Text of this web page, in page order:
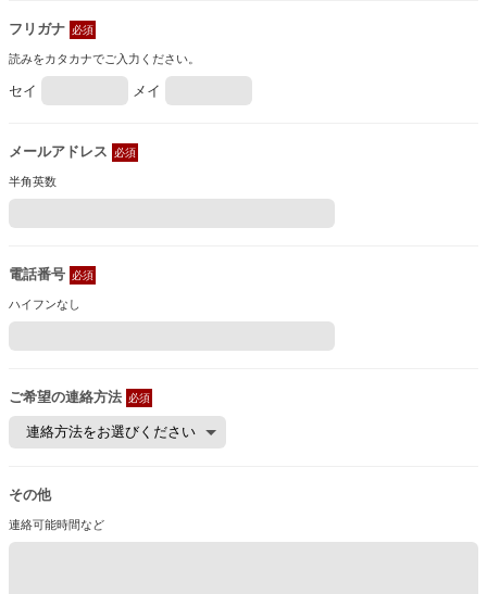
フリガナ 必須
読みをカタカナでご入力ください。
セイ メイ
メールアドレス 必須
半角英数
電話番号 必須
ハイフンなし
ご希望の連絡方法 必須
その他
連絡可能時間など